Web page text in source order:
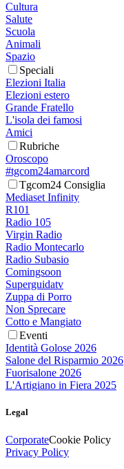
Cultura
Salute
Scuola
Animali
Spazio
Speciali
Elezioni Italia
Elezioni estero
Grande Fratello
L'isola dei famosi
Amici
Rubriche
Oroscopo
#tgcom24amarcord
Tgcom24 Consiglia
Mediaset Infinity
R101
Radio 105
Virgin Radio
Radio Montecarlo
Radio Subasio
Comingsoon
Superguidatv
Zuppa di Porro
Non Sprecare
Cotto e Mangiato
Eventi
Identità Golose 2026
Salone del Risparmio 2026
Fuorisalone 2026
L'Artigiano in Fiera 2025
Legal
CorporateCookie Policy
Privacy Policy